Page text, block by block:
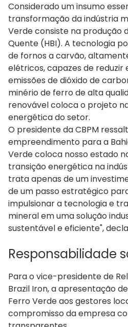
Considerado um insumo
transformação da indústria
Verde consiste na produção
Quente (HBI). A tecnologia
de fornos a carvão,
elétricos, capazes de reduzir
emissões de dióxido de
minério de ferro de alta
renovável coloca o projeto
energética do setor.
O presidente da CBPM
empreendimento para a
Verde coloca nosso estado
transição energética na
trata apenas de um
de um passo estratégico
impulsionar a tecnologia e
mineral em uma solução
sustentável e eficiente",
Responsabilidade
Para o vice-presidente de
Brazil Iron, a apresentação
Ferro Verde aos gestores
compromisso da empresa